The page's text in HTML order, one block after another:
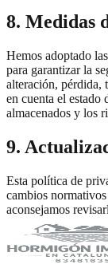
8. Medidas
Hemos adoptado
para garantizar la
alteración, pérdida,
en cuenta el estado
almacenados y los
9.
Esta política de
cambios
aconsejamos